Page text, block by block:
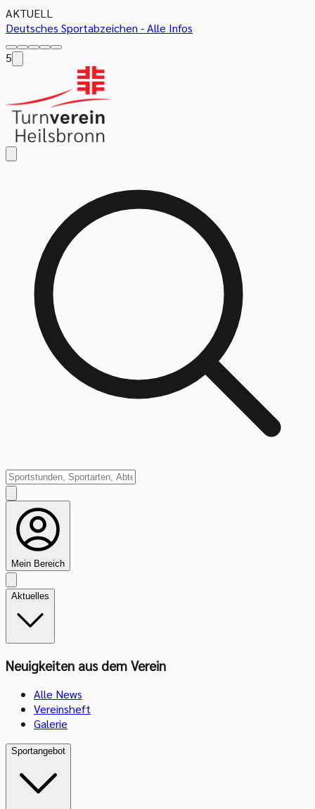
AKTUELL
Deutsches Sportabzeichen - Alle Infos
5
Mein Bereich
Aktuelles
Neuigkeiten aus dem Verein
Alle News
Vereinsheft
Galerie
Sportangebot